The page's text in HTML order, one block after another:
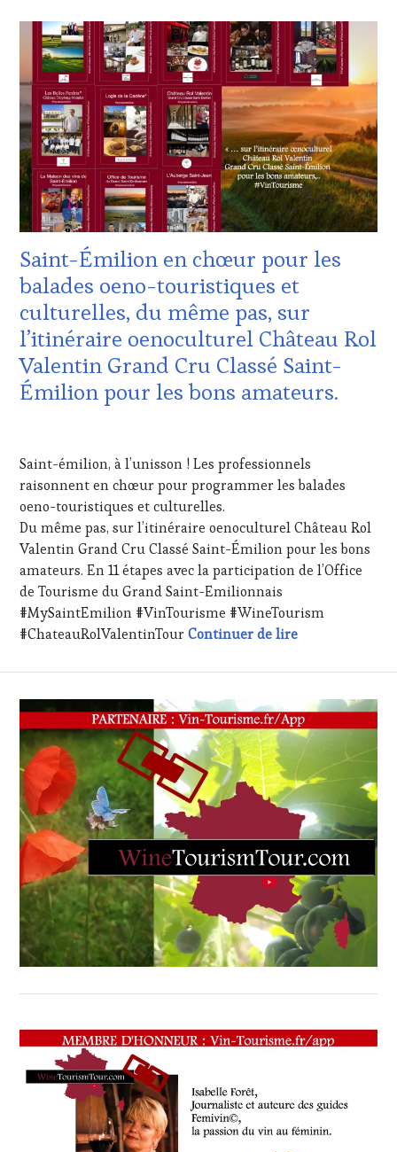
CUISINIER,
ŒNOLOGUE,
SOMMELIER ,
SALONS
INTERNATIONAUX,
VIGNOBLES
WINE
TASTING
VOUCHER,
WINE
TOURISM
FAME,
TOURISM
TOUR
WINETASTINGVOUCHER.COM
WINE
TASTING
VOUCHER,
DOMAINE
VITICOLE,
ADHÉRENT,
VIN
TOURISME,
EDITION
LES
CLÉS
VIN
ET
DE
LA
HAUTE
GASTRONOMIE
FRANÇAISE,
INVITATIONS
&
TASTING
MÉDIAS,
PRESSE
ÉCRITE,
RADIO,
TV,
OENOTOURISME,
PARTENAIRES
VIN
TOURISME,
CHEF,
ŒNOLOGUE,
SOMMELIER
VIGNOBLES
WINE
TASTING
VOUCHER
WINE
TOURISM
FAME,
WINE
TOURISM
TOUR,
WINETASTINGVOUCHER.COM
Saint-Émilion en chœur pour les
balades oeno-touristiques et
culturelles, du même pas, sur
l’itinéraire oenoculturel Château Rol
Valentin Grand Cru Classé Saint-
Émilion pour les bons amateurs.
2022
Saint-émilion, à l’unisson ! Les professionnels
raisonnent en chœur pour programmer les balades
oeno-touristiques et culturelles.
Du même pas, sur l’itinéraire oenoculturel Château Rol
Valentin Grand Cru Classé Saint-Émilion pour les bons
amateurs. En 11 étapes avec la participation de l’Office
de Tourisme du Grand Saint-Emilionnais
#MySaintEmilion #VinTourisme #WineTourism
#ChateauRolValentinTourContinuer de lireSaint-Émilion